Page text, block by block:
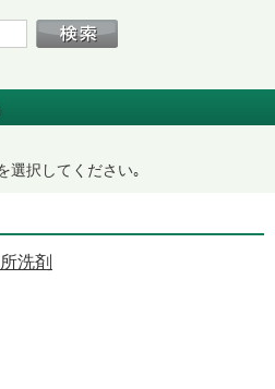
選択してください｡
洗剤